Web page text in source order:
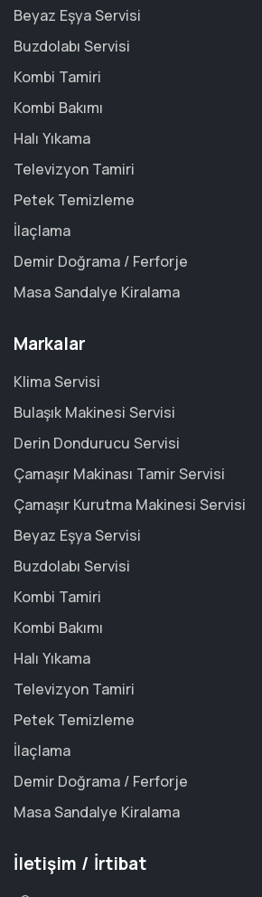
Beyaz Eşya Servisi
Buzdolabı Servisi
Kombi Tamiri
Kombi Bakımı
Halı Yıkama
Televizyon Tamiri
Petek Temizleme
İlaçlama
Demir Doğrama / Ferforje
Masa Sandalye Kiralama
Markalar
Klima Servisi
Bulaşık Makinesi Servisi
Derin Dondurucu Servisi
Çamaşır Makinası Tamir Servisi
Çamaşır Kurutma Makinesi Servisi
Beyaz Eşya Servisi
Buzdolabı Servisi
Kombi Tamiri
Kombi Bakımı
Halı Yıkama
Televizyon Tamiri
Petek Temizleme
İlaçlama
Demir Doğrama / Ferforje
Masa Sandalye Kiralama
İletişim / İrtibat